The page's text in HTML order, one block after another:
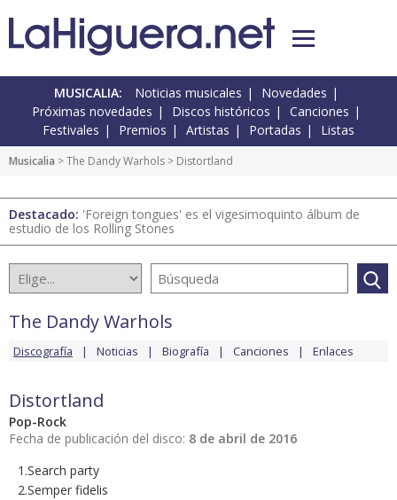
MUSICALIA: Noticias musicales
Novedades
Próximas novedades
Discos históricos
Canciones
Festivales
Premios Artistas Portadas Listas
Musicalia >The Dandy Warhols > Distortland
Destacado: 'Foreign tongues' es el vigesimoquinto álbum de
estudio de los Rolling Stones
The Dandy Warhols
Discografía Noticias Biografía Canciones Enlaces
Distortland
Pop-Rock
Fecha de publicación del disco: 8 de abril de 2016
1.Search party
2.Semper fidelis